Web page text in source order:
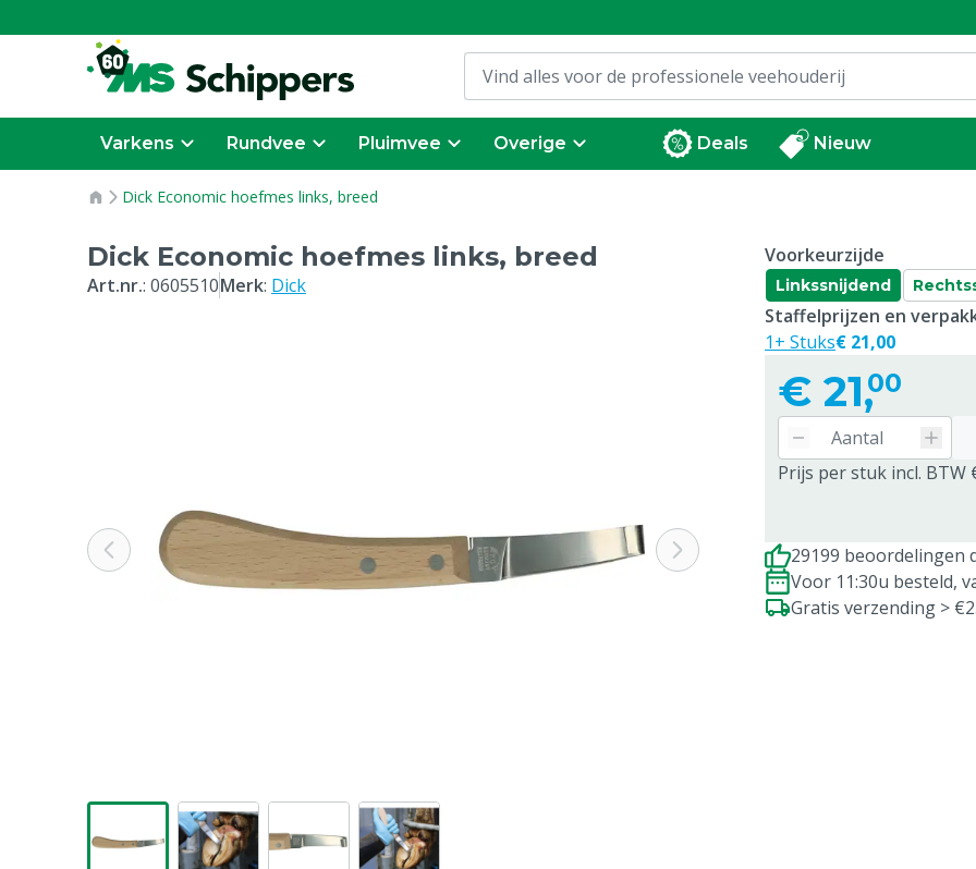
Varkens Rundvee Pluimvee Overige Deals Nieuw
Dick Economic hoefmes links, breed
Dick Economic hoefmes links, breed
Art.nr.: 0605510Merk: Dick
Voorkeurzijde
Linkssnijdend
€ 21,00
Prijs per stuk incl. BTW
Staffelprijzen en
1+ Stuks€ 21,00
29199 beoordelingen
Voor 11:30u besteld,
Gratis verzending >